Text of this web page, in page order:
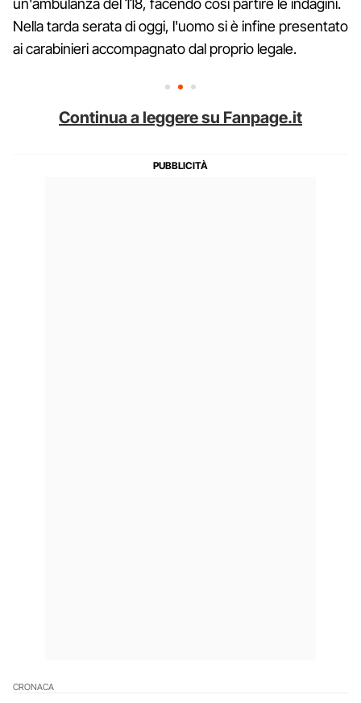
un'ambulanza del 118, facendo così partire le indagini.
Nella tarda serata di oggi, l'uomo si è infine presentato
ai carabinieri accompagnato dal proprio legale.
Continua a leggere su Fanpage.it
CRONACA